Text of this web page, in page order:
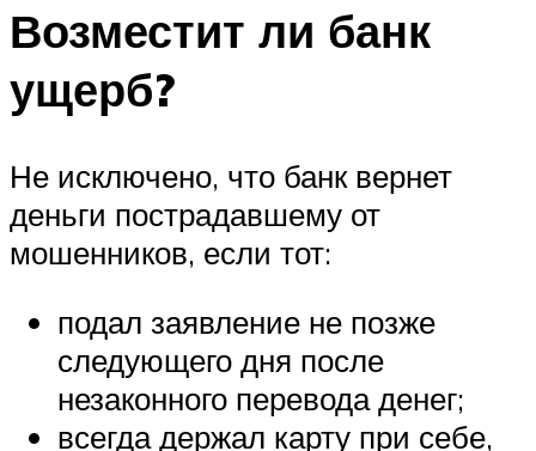
Возместит ли банк
ущерб?
Не исключено, что банк вернет
деньги пострадавшему от
мошенников, если тот:
подал заявление не позже
следующего дня после
незаконного перевода денег;
всегда держал карту при себе,